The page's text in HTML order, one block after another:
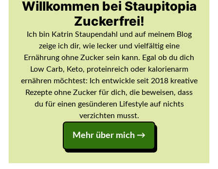
Willkommen bei Staupitopia
Zuckerfrei!
Ich bin Katrin Staupendahl und auf meinem Blog
zeige ich dir, wie lecker und vielfältig eine
Ernährung ohne Zucker sein kann. Egal ob du dich
Low Carb, Keto, proteinreich oder kalorienarm
ernähren möchtest: Ich entwickle seit 2018 kreative
Rezepte ohne Zucker für dich, die beweisen, dass
du für einen gesünderen Lifestyle auf nichts
verzichten musst.
Mehr über mich →